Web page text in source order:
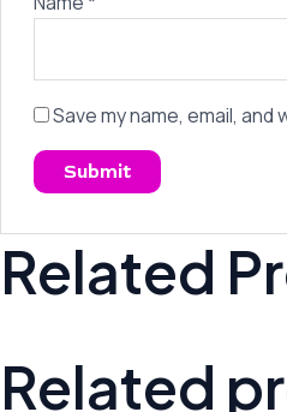
Save my name, email,
Related
Related